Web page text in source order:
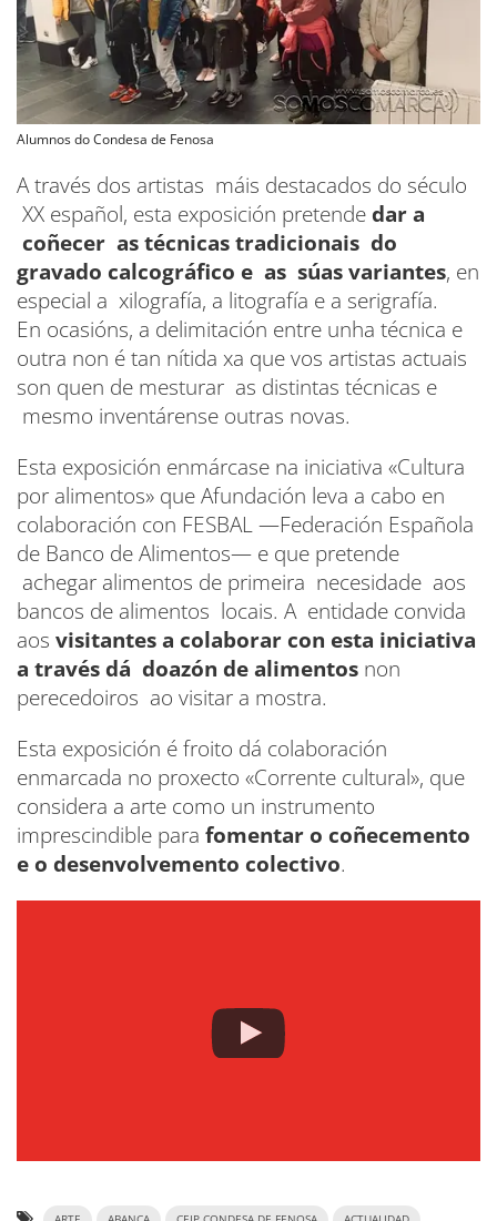
Alumnos do Condesa de Fenosa
A través dos artistas máis destacados do século
XX español, esta exposición pretende dar a
coñecer as técnicas tradicionais do
gravado calcográfico e as súas variantes, en
especial a xilografía, a litografía e a serigrafía.
En ocasións, a delimitación entre unha técnica e
outra non é tan nítida xa que vos artistas actuais
son quen de mesturar as distintas técnicas e
mesmo inventárense outras novas.
Esta exposición enmárcase na iniciativa «Cultura
por alimentos» que Afundación leva a cabo en
colaboración con FESBAL —Federación Española
de Banco de Alimentos— e que pretende
achegar alimentos de primeira necesidade aos
bancos de alimentos locais. A entidade convida
aos visitantes a colaborar con esta iniciativa
a través dá doazón de alimentos non
perecedoiros ao visitar a mostra.
Esta exposición é froito dá colaboración
enmarcada no proxecto «Corrente cultural», que
considera a arte como un instrumento
imprescindible para fomentar o coñecemento
e o desenvolvemento colectivo.